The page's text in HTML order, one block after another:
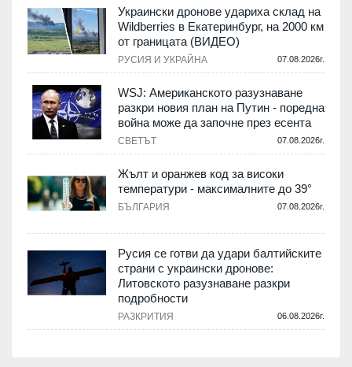
Украински дронове удариха склад на
Wildberries в Екатеринбург, на 2000 км
от границата (ВИДЕО)
РУСИЯ И УКРАЙНА 07.08.2026г.
WSJ: Американското разузнаване
разкри новия план на Путин - поредна
война може да започне през есента
СВЕТЪТ 07.08.2026г.
Жълт и оранжев код за високи
температури - максималните до 39°
БЪЛГАРИЯ 07.08.2026г.
Русия се готви да удари балтийските
страни с украински дронове:
Литовското разузнаване разкри
подробности
РАЗКРИТИЯ 06.08.2026г.